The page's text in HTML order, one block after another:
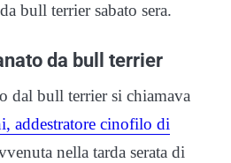
bull terrier sabato sera.
da bull terrier
dal bull terrier si chiamava
addestratore cinofilo di
nella tarda serata di